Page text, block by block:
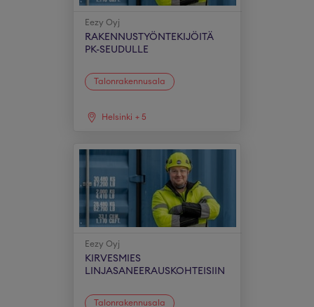
Eezy Oyj
RAKENNUSTYÖNTEKIJÖITÄ
PK-SEUDULLE
Talonrakennusala
Helsinki + 5
Eezy Oyj
KIRVESMIES
LINJASANEERAUSKOHTEISIIN
Talonrakennusala